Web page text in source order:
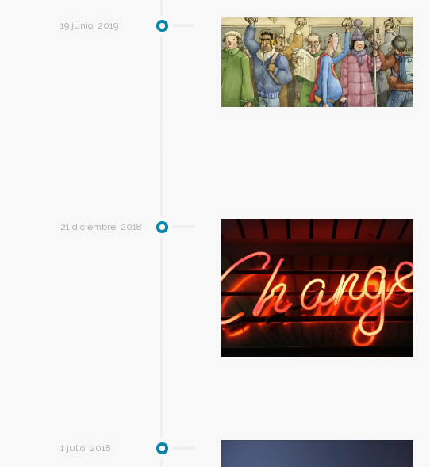
19 junio, 2019
21 diciembre, 2018
1 julio, 2018